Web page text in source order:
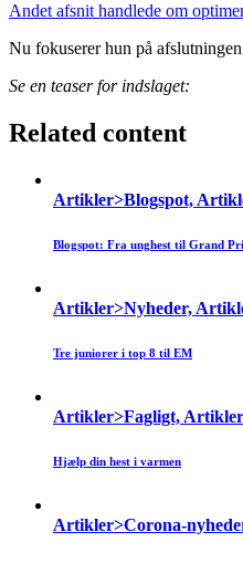
Andet afsnit handlede om
Nu fokuserer hun på
Se en teaser for indslaget:
Related content
Artikler>Blogspot,
Blogspot: Fra unghest til Grand
Artikler>Nyheder,
Tre juniorer i top 8 til EM
Artikler>Fagligt,
Hjælp din hest i varmen
Artikler>Corona-